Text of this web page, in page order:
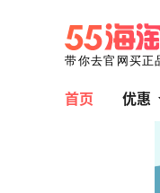
首页 优惠